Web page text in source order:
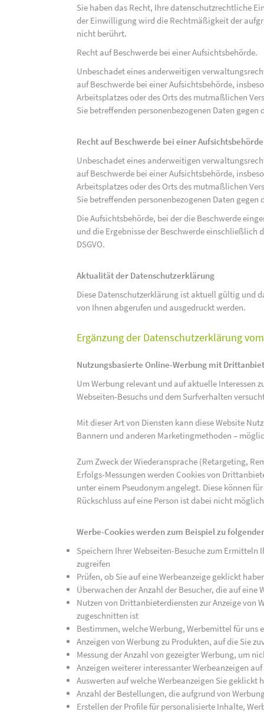
Sie haben das Recht, Ihre datenschutzrechtliche
der Einwilligung wird die Rechtmäßigkeit der
nicht berührt.
Recht auf Beschwerde bei einer Aufsichtsbehörde.
Unbeschadet eines anderweitigen
auf Beschwerde bei einer Aufsichtsbehörde,
Arbeitsplatzes oder des Orts des mutmaßlichen
Sie betreffenden personenbezogenen Daten gegen
Recht auf Beschwerde bei einer Aufsichtsbehörde
Unbeschadet eines anderweitigen
auf Beschwerde bei einer Aufsichtsbehörde,
Arbeitsplatzes oder des Orts des mutmaßlichen
Sie betreffenden personenbezogenen Daten gegen
Die Aufsichtsbehörde, bei der die Beschwerde
und die Ergebnisse der Beschwerde
DSGVO.
Aktualität der Datenschutzerklärung
Diese Datenschutzerklärung ist aktuell gültig und
von Ihnen abgerufen und ausgedruckt werden.
Ergänzung der Datenschutzerklärung
Nutzungsbasierte Online-Werbung mit
Um Werbung relevant und auf aktuelle Interessen
Webseiten-Besuchs und dem Surfverhalten
Mit dieser Art von Diensten kann diese Website
Bannern und anderen Marketingmethoden –
Zum Zweck der Wiederansprache (Retargeting,
Erfolgs-Messungen werden Cookies von
unter einem Pseudonym angelegt. Diese können
Rückschluss auf eine Person ist dabei nicht
Werbe-Cookies werden zum Beispiel zu
Speichern Ihrer Webseiten-Besuche zum
zugreifen
Prüfen, ob Sie auf eine Werbeanzeige geklickt
Überwachen der Anzahl der Besucher, die auf
Nutzen von Drittanbieterdiensten zur Anzeige von
zugeschnitten ist
Bestimmen, welche Werbung, Werbemittel für uns
Anzeigen von Werbung zu Produkten, auf die Sie
Messung der Anzahl von gezeigter Werbung, um
Anzeigen weiterer interessanter Werbeanzeigen
Auswerten auf welche Werbeanzeigen Sie geklickt
Anzahl der Bestellungen, die aufgrund von
Erstellen der Profile für personalisierte Inhalte,